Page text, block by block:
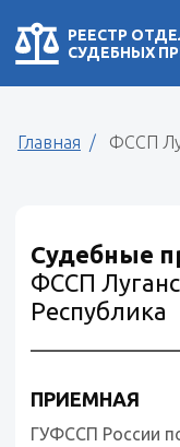
РЕЕСТР
СУДЕБНЫХ
Главная ФССП
Судебные
ФССП
Республика
ПРИЕМНАЯ
ГУФССП России